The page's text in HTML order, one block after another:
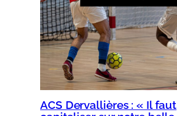
ACS Dervallières : « Il faut